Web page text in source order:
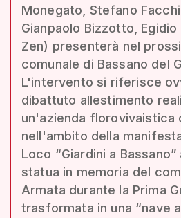
Monegato, Stefano
Gianpaolo Bizzotto,
Zen) presenterà nel
comunale di Bassano del
L'intervento si riferisce
dibattuto allestimento
un'azienda florovivaistica
nell'ambito della
Loco “Giardini a
statua in memoria del
Armata durante la Prima
trasformata in una “nave